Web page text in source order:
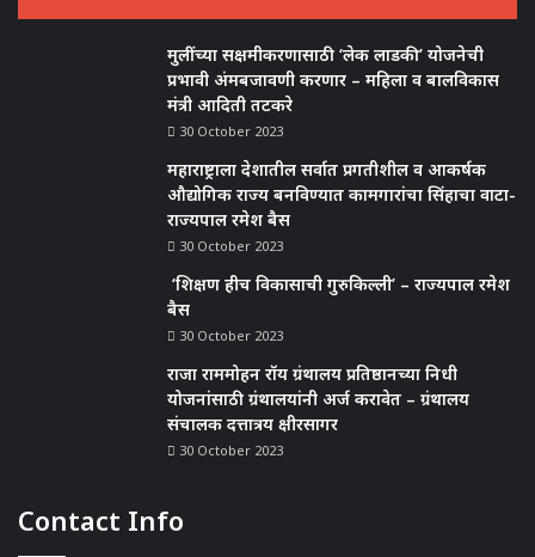
मुलींच्या सक्षमीकरणासाठी ‘लेक लाडकी’ योजनेची
प्रभावी अंमबजावणी करणार – महिला व बालविकास
मंत्री आदिती तटकरे
30 October 2023
महाराष्ट्राला देशातील सर्वात प्रगतीशील व आकर्षक
औद्योगिक राज्य बनविण्यात कामगारांचा सिंहाचा वाटा-
राज्यपाल रमेश बैस
30 October 2023
‘शिक्षण हीच विकासाची गुरुकिल्ली’ – राज्यपाल रमेश
बैस
30 October 2023
राजा राममोहन रॉय ग्रंथालय प्रतिष्ठानच्या निधी
योजनांसाठी ग्रंथालयांनी अर्ज करावेत – ग्रंथालय
संचालक दत्तात्रय क्षीरसागर
30 October 2023
Contact Info